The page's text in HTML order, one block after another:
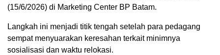
(15/6/2026) di Marketing Center BP Batam.
Langkah ini menjadi titik tengah setelah para pedagang
sempat menyuarakan keresahan terkait minimnya
sosialisasi dan waktu relokasi.